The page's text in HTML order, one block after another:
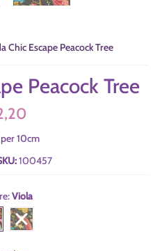
Chic Escape Peacock Tree
Peacock Tree
per10cm
100457
Viola
Grigio